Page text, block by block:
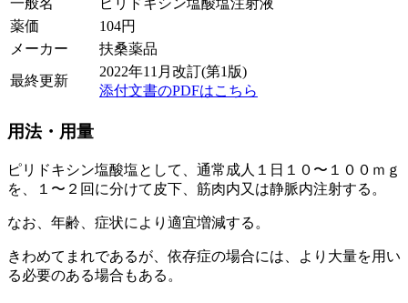
薬価
104円
メーカー
扶桑薬品
最終更新
2022年11月改訂(第1版)
添付文書のPDFはこちら
用法・用量
ピリドキシン塩酸塩として、通常成人１日１０〜１００ｍｇ
を、１〜２回に分けて皮下、筋肉内又は静脈内注射する。
なお、年齢、症状により適宜増減する。
きわめてまれであるが、依存症の場合には、より大量を用い
る必要のある場合もある。